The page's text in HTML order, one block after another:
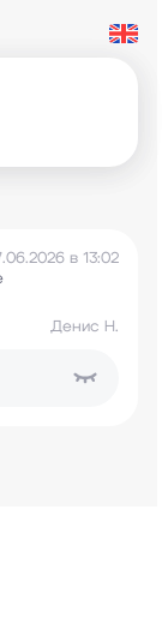
в 13:02
Денис Н.